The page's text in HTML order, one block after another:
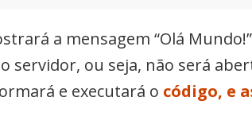
a mensagem “Olá
servidor, ou seja, não será
e executará o código, e